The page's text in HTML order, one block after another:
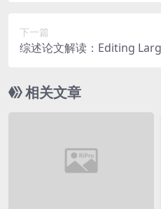
下一篇
综述论文解读：Editing
相关文章